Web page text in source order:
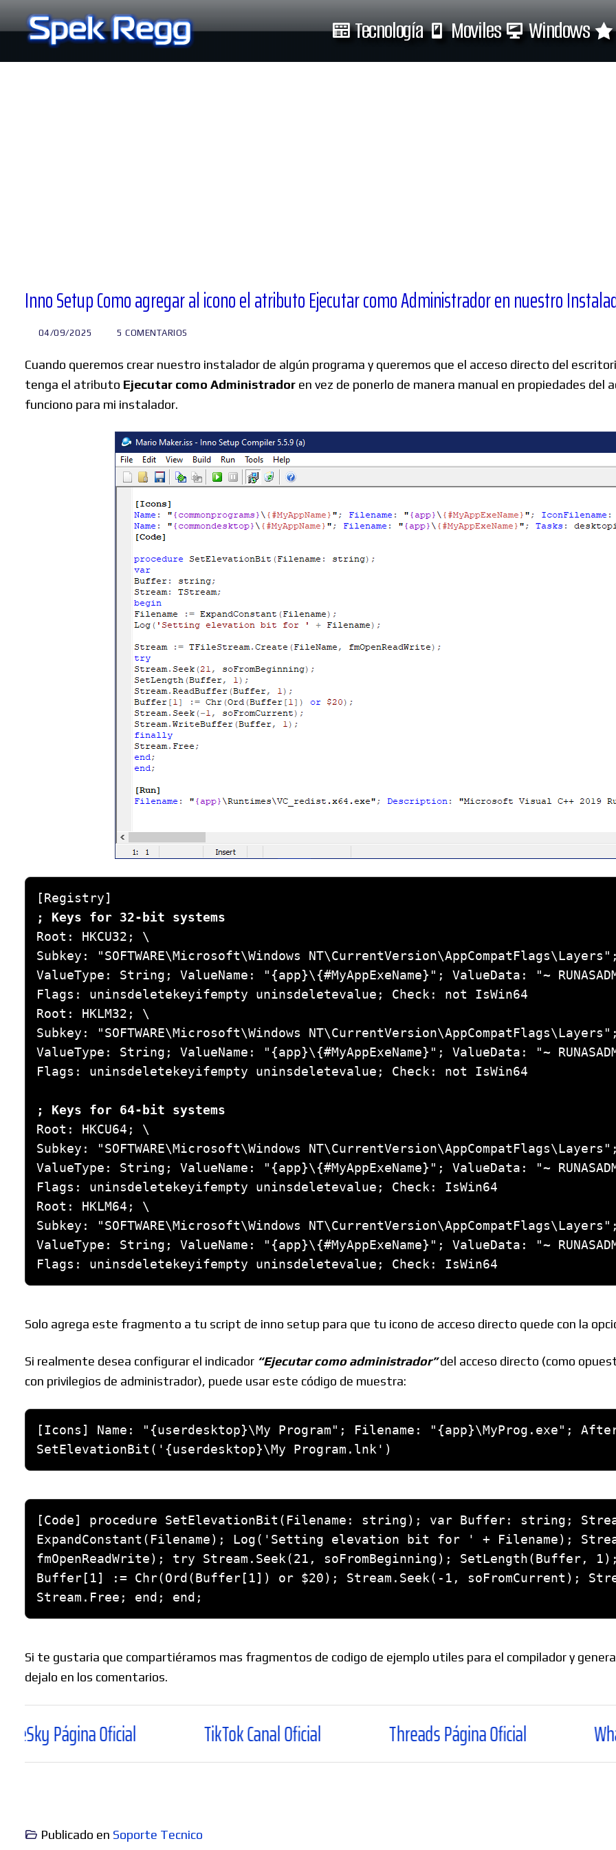
al
contenido
Tecnología Moviles Windows
Diversos
Inno Setup Como agregar al icono el atributo Ejecutar como Administrador en nuestro
04/09/2025 5 COMENTARIOS
Cuando queremos crear nuestro instalador de algún programa y queremos que el acceso directo del
tenga el atributo Ejecutar como Administrador en vez de ponerlo de manera manual en propiedades
funciono para mi instalador.
; Keys for 32-bit systems
Root: HKCU32; \
Subkey: "SOFTWARE\Microsoft\Windows
ValueType: String; ValueName: "{app}\{#MyAppExeName}"; ValueData: "~
Flags: uninsdeletekeyifempty uninsdeletevalue; Check: not IsWin64
Root: HKLM32; \
Subkey: "SOFTWARE\Microsoft\Windows
ValueType: String; ValueName: "{app}\{#MyAppExeName}"; ValueData: "~
Flags: uninsdeletekeyifempty uninsdeletevalue; Check: not IsWin64
; Keys for 64-bit systems
Root: HKCU64; \
Subkey: "SOFTWARE\Microsoft\Windows
ValueType: String; ValueName: "{app}\{#MyAppExeName}"; ValueData: "~
Flags: uninsdeletekeyifempty uninsdeletevalue; Check: IsWin64
Root: HKLM64; \
Subkey: "SOFTWARE\Microsoft\Windows
ValueType: String; ValueName: "{app}\{#MyAppExeName}"; ValueData: "~
Flags: uninsdeletekeyifempty uninsdeletevalue; Check: IsWin64
Solo agrega este fragmento a tu script de inno setup para que tu icono de acceso directo quede con la
Si realmente desea configurar el indicador “Ejecutar como administrador” del acceso directo (como
con privilegios de administrador), puede usar este código de muestra:
[Icons] Name: "{userdesktop}\My Program"; Filename: "{app}\MyProg.exe";
SetElevationBit('{userdesktop}\My Program.lnk')
[Code] procedure SetElevationBit(Filename: string); var Buffer: string;
ExpandConstant(Filename); Log('Setting elevation bit for ' + Filename);
fmOpenReadWrite); try Stream.Seek(21, soFromBeginning); SetLength(Buffer,
Buffer[1] := Chr(Ord(Buffer[1]) or $20); Stream.Seek(-1, soFromCurrent);
Stream.Free; end; end;
Si te gustaria que compartiéramos mas fragmentos de codigo de ejemplo utiles para el compilador y
dejalo en los comentarios.
Oficial TikTok Canal Oficial Threads Página Oficial WhatsApp
Publicado en Soporte Tecnico